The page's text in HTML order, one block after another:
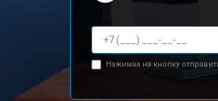
Нажимая на кнопку